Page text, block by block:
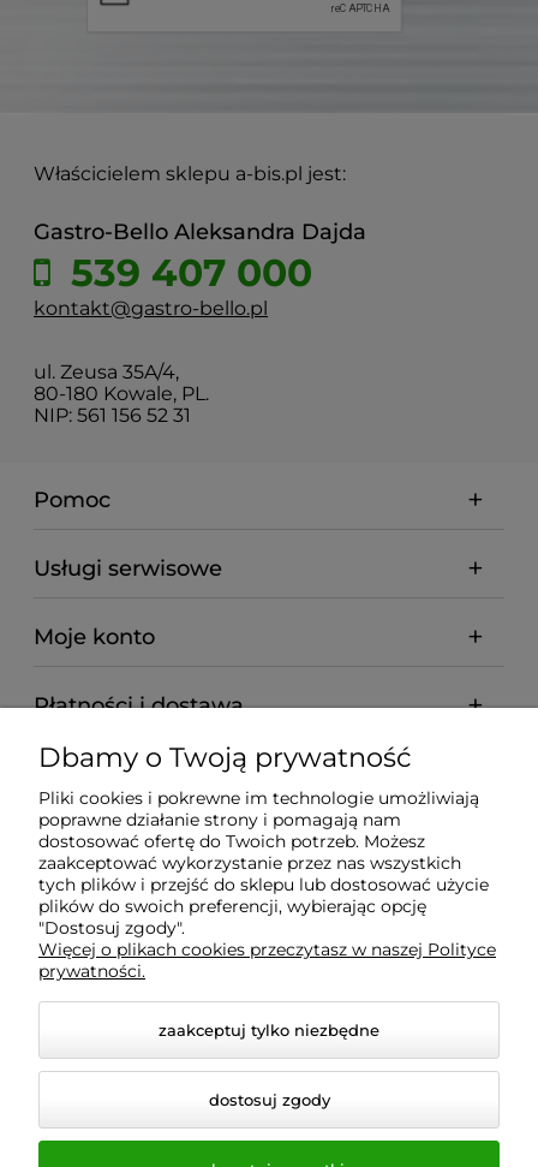
Właścicielem sklepu a-bis.pl jest:
Gastro-Bello Aleksandra Dajda
539 407 000
kontakt@gastro-bello.pl
ul. Zeusa 35A/4,
80-180 Kowale, PL.
NIP: 561 156 52 31
Pomoc
Usługi serwisowe
Moje konto
Płatności i dostawa
Informacje
O nas
Wyposażenie Gastronomii - Projekty Technologiczne -
Sklep Gastronomiczny - Serwis Sprzętu
Gastronomicznego | Gdańsk - Trójmiasto - Pomorskie
Dbamy o Twoją prywatność
Pliki cookies i pokrewne im technologie umożliwiają
poprawne działanie strony i pomagają nam
dostosować ofertę do Twoich potrzeb. Możesz
zaakceptować wykorzystanie przez nas wszystkich
tych plików i przejść do sklepu lub dostosować użycie
plików do swoich preferencji, wybierając opcję
"Dostosuj zgody".
Więcej o plikach cookies przeczytasz w naszej Polityce
prywatności.
zaakceptuj tylko niezbędne
dostosuj zgody